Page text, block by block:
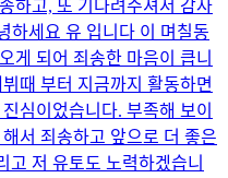
하고, 또 기다려주셔서 감사
하세요 유 입니다 이 며칠동
게 되어 죄송한 마음이 큽니
때 부터 지금까지 활동하면
심이었습니다. 부족해 보이
서 죄송하고 앞으로 더 좋은
고 저 유토도 노력하겠습니